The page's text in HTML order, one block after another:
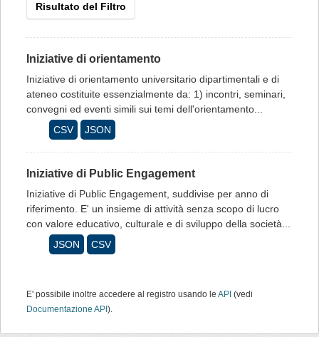
Risultato del Filtro
Iniziative di orientamento
Iniziative di orientamento universitario dipartimentali e di
ateneo costituite essenzialmente da: 1) incontri, seminari,
convegni ed eventi simili sui temi dell'orientamento...
CSV
JSON
Iniziative di Public Engagement
Iniziative di Public Engagement, suddivise per anno di
riferimento. E' un insieme di attività senza scopo di lucro
con valore educativo, culturale e di sviluppo della società...
JSON
CSV
E' possibile inoltre accedere al registro usando le API (vedi
Documentazione API ).